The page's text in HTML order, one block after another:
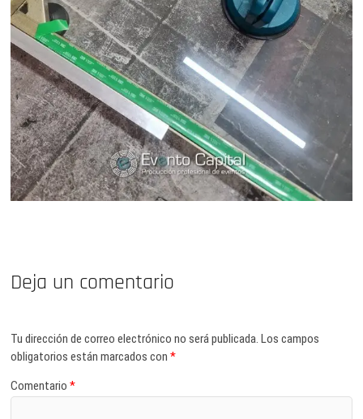
Deja un comentario
Tu dirección de correo electrónico no será publicada. Los campos
obligatorios están marcados con*
Comentario*